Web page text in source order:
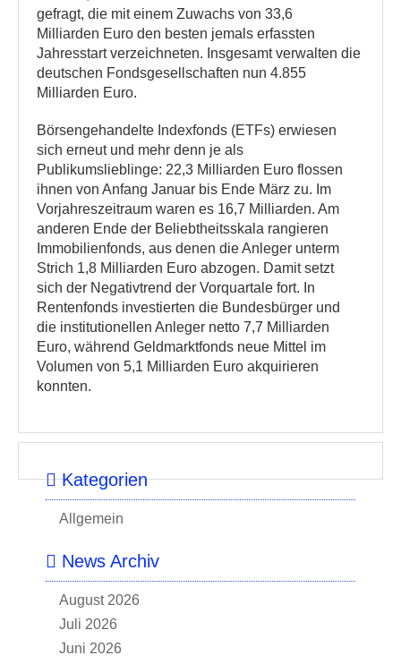
gefragt, die mit einem Zuwachs von 33,6
Milliarden Euro den besten jemals erfassten
Jahresstart verzeichneten. Insgesamt verwalten die
deutschen Fondsgesellschaften nun 4.855
Milliarden Euro.
Börsengehandelte Indexfonds (ETFs) erwiesen
sich erneut und mehr denn je als
Publikumslieblinge: 22,3 Milliarden Euro flossen
ihnen von Anfang Januar bis Ende März zu. Im
Vorjahreszeitraum waren es 16,7 Milliarden. Am
anderen Ende der Beliebtheitsskala rangieren
Immobilienfonds, aus denen die Anleger unterm
Strich 1,8 Milliarden Euro abzogen. Damit setzt
sich der Negativtrend der Vorquartale fort. In
Rentenfonds investierten die Bundesbürger und
die institutionellen Anleger netto 7,7 Milliarden
Euro, während Geldmarktfonds neue Mittel im
Volumen von 5,1 Milliarden Euro akquirieren
konnten.
Kategorien
Allgemein
News Archiv
August 2026
Juli 2026
Juni 2026